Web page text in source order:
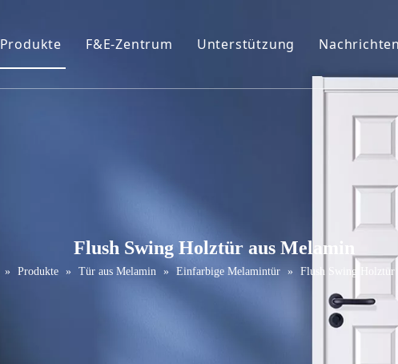
Produkte
Massivholztür
F&E-Zentrum Unterstützung Nachrichten
Flush Swing Holztür aus Melamin
» Produkte » Tür aus Melamin » Einfarbige Melamintür » Flush Swing Holztür